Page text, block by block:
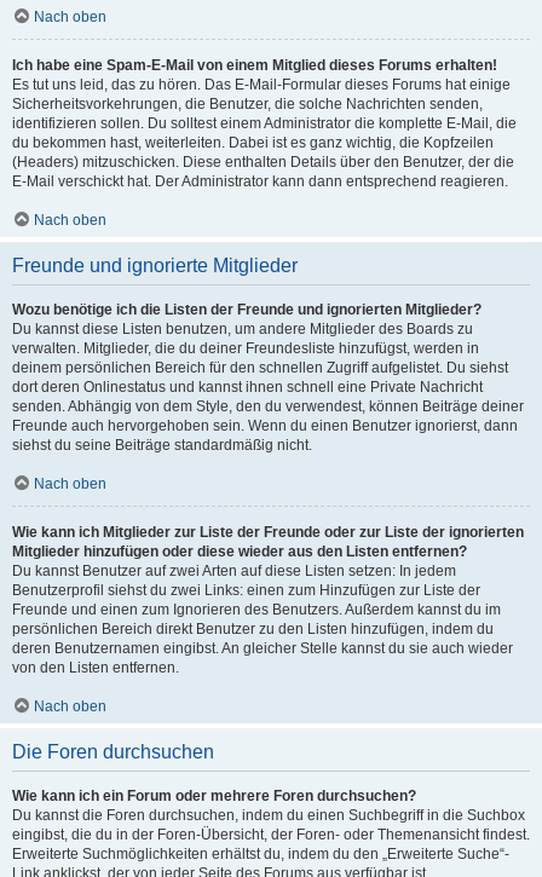
Nach oben
Ich habe eine Spam-E-Mail von einem Mitglied dieses Forums erhalten!
Es tut uns leid, das zu hören. Das E-Mail-Formular dieses Forums hat einige
Sicherheitsvorkehrungen, die Benutzer, die solche Nachrichten senden,
identifizieren sollen. Du solltest einem Administrator die komplette E-Mail, die
du bekommen hast, weiterleiten. Dabei ist es ganz wichtig, die Kopfzeilen
(Headers) mitzuschicken. Diese enthalten Details über den Benutzer, der die
E-Mail verschickt hat. Der Administrator kann dann entsprechend reagieren.
Nach oben
Freunde und ignorierte Mitglieder
Wozu benötige ich die Listen der Freunde und ignorierten Mitglieder?
Du kannst diese Listen benutzen, um andere Mitglieder des Boards zu
verwalten. Mitglieder, die du deiner Freundesliste hinzufügst, werden in
deinem persönlichen Bereich für den schnellen Zugriff aufgelistet. Du siehst
dort deren Onlinestatus und kannst ihnen schnell eine Private Nachricht
senden. Abhängig von dem Style, den du verwendest, können Beiträge deiner
Freunde auch hervorgehoben sein. Wenn du einen Benutzer ignorierst, dann
siehst du seine Beiträge standardmäßig nicht.
Nach oben
Wie kann ich Mitglieder zur Liste der Freunde oder zur Liste der ignorierten
Mitglieder hinzufügen oder diese wieder aus den Listen entfernen?
Du kannst Benutzer auf zwei Arten auf diese Listen setzen: In jedem
Benutzerprofil siehst du zwei Links: einen zum Hinzufügen zur Liste der
Freunde und einen zum Ignorieren des Benutzers. Außerdem kannst du im
persönlichen Bereich direkt Benutzer zu den Listen hinzufügen, indem du
deren Benutzernamen eingibst. An gleicher Stelle kannst du sie auch wieder
von den Listen entfernen.
Nach oben
Die Foren durchsuchen
Wie kann ich ein Forum oder mehrere Foren durchsuchen?
Du kannst die Foren durchsuchen, indem du einen Suchbegriff in die Suchbox
eingibst, die du in der Foren-Übersicht, der Foren- oder Themenansicht findest.
Erweiterte Suchmöglichkeiten erhältst du, indem du den „Erweiterte Suche“-
Link anklickst, der von jeder Seite des Forums aus verfügbar ist.